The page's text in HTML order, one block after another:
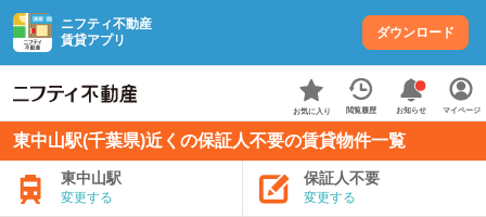
ニフティ不動産
賃貸アプリ
ダウンロード
お気に入り 閲覧履歴 お知らせ マイページ
東中山駅(千葉県)近くの保証人不要の賃貸物件一覧
東中山駅
変更する
保証人不要
変更する